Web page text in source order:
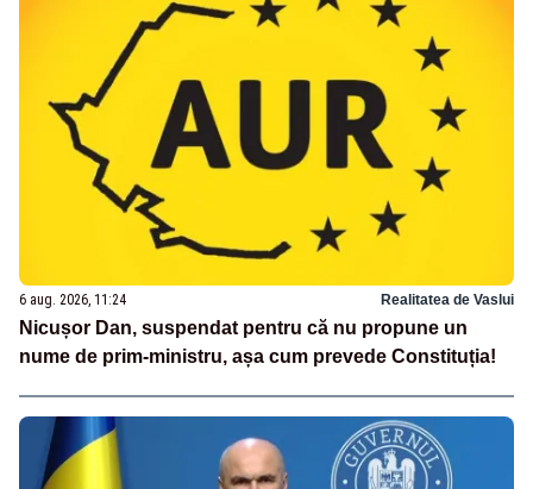
6 aug. 2026, 11:24 Realitatea de Vaslui
Nicușor Dan, suspendat pentru că nu propune un
nume de prim-ministru, așa cum prevede Constituția!